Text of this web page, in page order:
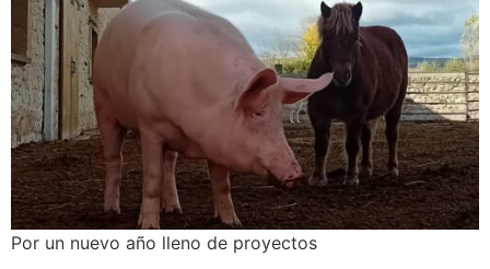
Por un nuevo año lleno de proyectos